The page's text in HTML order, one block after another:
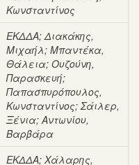
Κωνσταντίνος
ΕΚΔΔΑ;Διακάκης,
Μιχαήλ; Μπαντέκα,
Θάλεια; Ουζούνη,
Παρασκευή;
Παπασπυρόπουλος,
Κωνσταντίνος;Σάιλερ,
Ξένια;Αντωνίου,
Βαρβάρα
ΕΚΔΔΑ; Χάλαρης,